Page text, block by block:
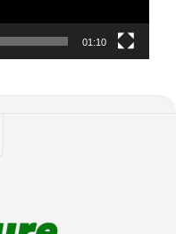
01:10